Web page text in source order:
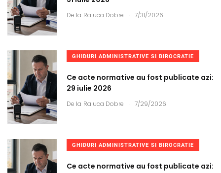
De la Raluca Dobre . 7/31/2026
GHIDURI ADMINISTRATIVE SI BIROCRATIE
Ce acte normative au fost publicate azi:
29 iulie 2026
De la Raluca Dobre . 7/29/2026
GHIDURI ADMINISTRATIVE SI BIROCRATIE
Ce acte normative au fost publicate azi: